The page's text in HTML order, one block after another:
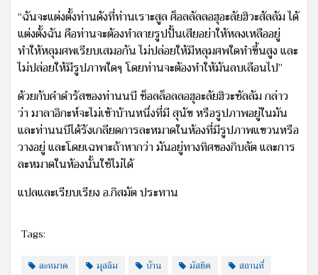
“ฉันจะแต่งตั้งท่านดังที่ท่านเราะสูล ศ็อลลัลลอฮุอะลัยฮิวะสัลลัม ได้
แต่งตั้งฉัน คือท่านจะต้องทำลายรูปปั้นเสียอย่าให้หลงเหลืออยู่
ทำให้หลุมศพเรียบเสมอกัน ไม่ปล่อยให้มีหลุมศพใดทำขึ้นสูง และ
ไม่ปล่อยให้มีรูปภาพใดๆ โดยท่านจะต้องทำให้มันลบเลือนไป”
ด้วยกับคำดำรัสของท่านนบี ซ็อลล็อลลอฮุอะลัยฮิวะซัลลัม กล่าว
ว่า มาลาอิกะห์จะไม่เข้าบ้านหนึ่งที่มี สุนัข หรือรูปภาพอยู่ในมัน
และท่านนบีได้รังเกลียดการละหมาดในห้องที่มีรูปภาพแขวนหรือ
วางอยู่ และโดยเฉพาะถ้าหากว่า มันอยู่ทางทิศของกิบลัต และการ
ละหมาดในห้องนั้นใช้ไม่ได้
แปลและเรียบเรียง อ.กิสมัต ประทาน
Tags:
ละหมาด มุสลิม บ้าน มัสยิด สถานที่